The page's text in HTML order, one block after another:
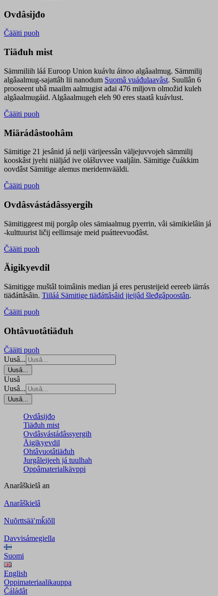
Ovdâsijđo
Čääiti puoh
Tiäđuh mist
Sämmiliih láá Euroop Union kuávlu áinoo algâaalmug. Sämmilij
algâaalmug-sajattâh lii nanodum Suomâ vuáđulaavâst. Suullân 6
prooseent ubâ maailm aalmugist ađai 476 miljovn olmožid kuleh
algâaalmugáid. Algâaalmugeh eleh 90 eres staatâ kuávlust.
Čääiti puoh
Miärádâstoohâm
Sämitige 21 jesânid já nelji värijeessân väljejuvvojeh sämmilij
kooskâst jyehi niäljád ive olášuvvee vaaljâin. Sämitige čuákkim
oovdâst Sämitige alemus meridemvääldi.
Čääiti puoh
Ovdâsvástádâssyergih
Sämitiggeest mij porgâp oles sämiaalmug pyerrin, vâi sämikielâin já
-kulttuurist ličij eellimsaje meid puátteevuođâst.
Čääiti puoh
Äigikyevdil
Sämitigge muštâl toimâinis median já eres perusteijeid eereeb iärrás
tiäđáttâsâin. Tiiláá Sämitige tiäđáttâsâid jieijâd šleđgâpoostân.
Čääiti puoh
Ohtâvuotâtiäđuh
Čääiti puoh
Uusâ...
Uusâ...
Uusâ
Uusâ...
Uusâ...
Ovdâsijđo
Tiäđuh mist
Ovdâsvástádâssyergih
Äigikyevdil
Ohtâvuotâtiäđuh
Jurgâleijeeh já tuulhah
Oppâmaterialkävppi
Anarâškielâ an
Anarâškielâ
Nuõrttsääʹmǩiõll
Davvisámegiella
Suomi
English
Oppimateriaalikauppa
Čáládât